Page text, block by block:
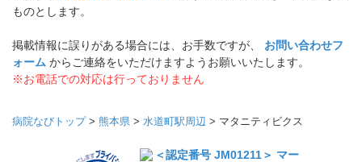
ものとします。
掲載情報に誤りがある場合には、お手数ですが、 お問い合わせフ
ォーム からご連絡をいただけますようお願いいたします。
※お電話での対応は行っておりません
病院なびトップ> 熊本県 > 水道町駅周辺 > マタニティビクス